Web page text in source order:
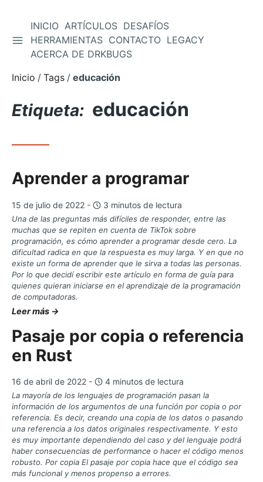
Saltar
contenido
ALTERNAR BARRA LATERAL
INICIO ARTÍCULOS DESAFÍOS
HERRAMIENTAS CONTACTO LEGACY
ACERCA DE DRKBUGS
Inicio
Tags educación
Etiqueta: educación
Aprender a programar
15 de julio de 2022 - 3 minutos de lectura
Una de las preguntas más difíciles de responder, entre las
muchas que se repiten en cuenta de TikTok sobre
programación, es cómo aprender a programar desde cero. La
dificultad radica en que la respuesta es muy larga. Y en que no
existe un forma de aprender que le sirva a todas las personas.
Por lo que decidí escribir este artículo en forma de guía para
quienes quieran iniciarse en el aprendizaje de la programación
de computadoras.
Leer más →
Pasaje por copia o referencia
en Rust
16 de abril de 2022 - 4 minutos de lectura
La mayoría de los lenguajes de programación pasan la
información de los argumentos de una función por copia o por
referencia. Es decir, creando una copia de los datos o pasando
una referencia a los datos originales respectivamente. Y esto
es muy importante dependiendo del caso y del lenguaje podrá
haber consecuencias de performance o hacer el código menos
robusto. Por copia El pasaje por copia hace que el código sea
más funcional y menos propenso a errores.